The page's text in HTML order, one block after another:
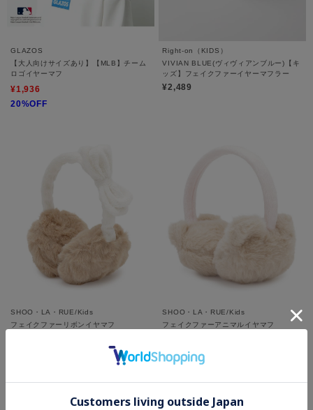
GLAZOS
【大人向けサイズあり】【MLB】チーム
ロゴイヤーマフ
¥1,936
20%OFF
Right-on（KIDS）
VIVIAN BLUE(ヴィヴィアンブルー)【キ
ッズ】フェイクファーイヤーマフラー
¥2,489
SHOO・LA・RUE/Kids
フェイクファーリボンイヤマフ
SHOO・LA・RUE/Kids
フェイクファーアニマルイヤマフ
さらに10%OFF
PAGE TOP